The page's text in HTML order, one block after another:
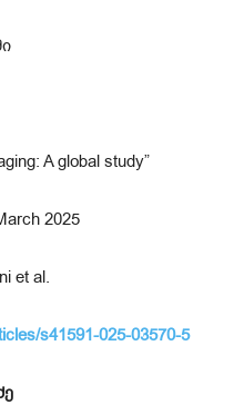
A global study”
2025
et al.
s41591-025-03570-5